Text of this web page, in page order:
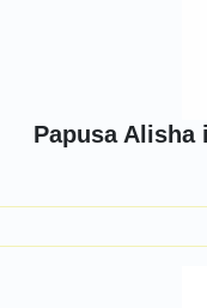
Papusa Alisha